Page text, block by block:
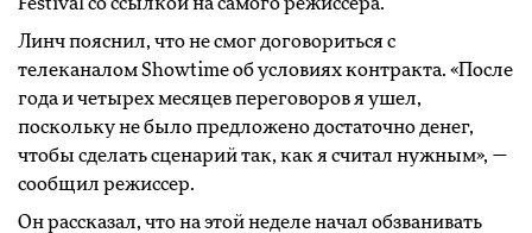
Линч пояснил, что не смог договориться с
телеканалом Showtime об условиях контракта. «После
года и четырех месяцев переговоров я ушел,
поскольку не было предложено достаточно денег,
чтобы сделать сценарий так, как я считал нужным», —
сообщил режиссер.
Он рассказал, что на этой неделе начал обзванивать